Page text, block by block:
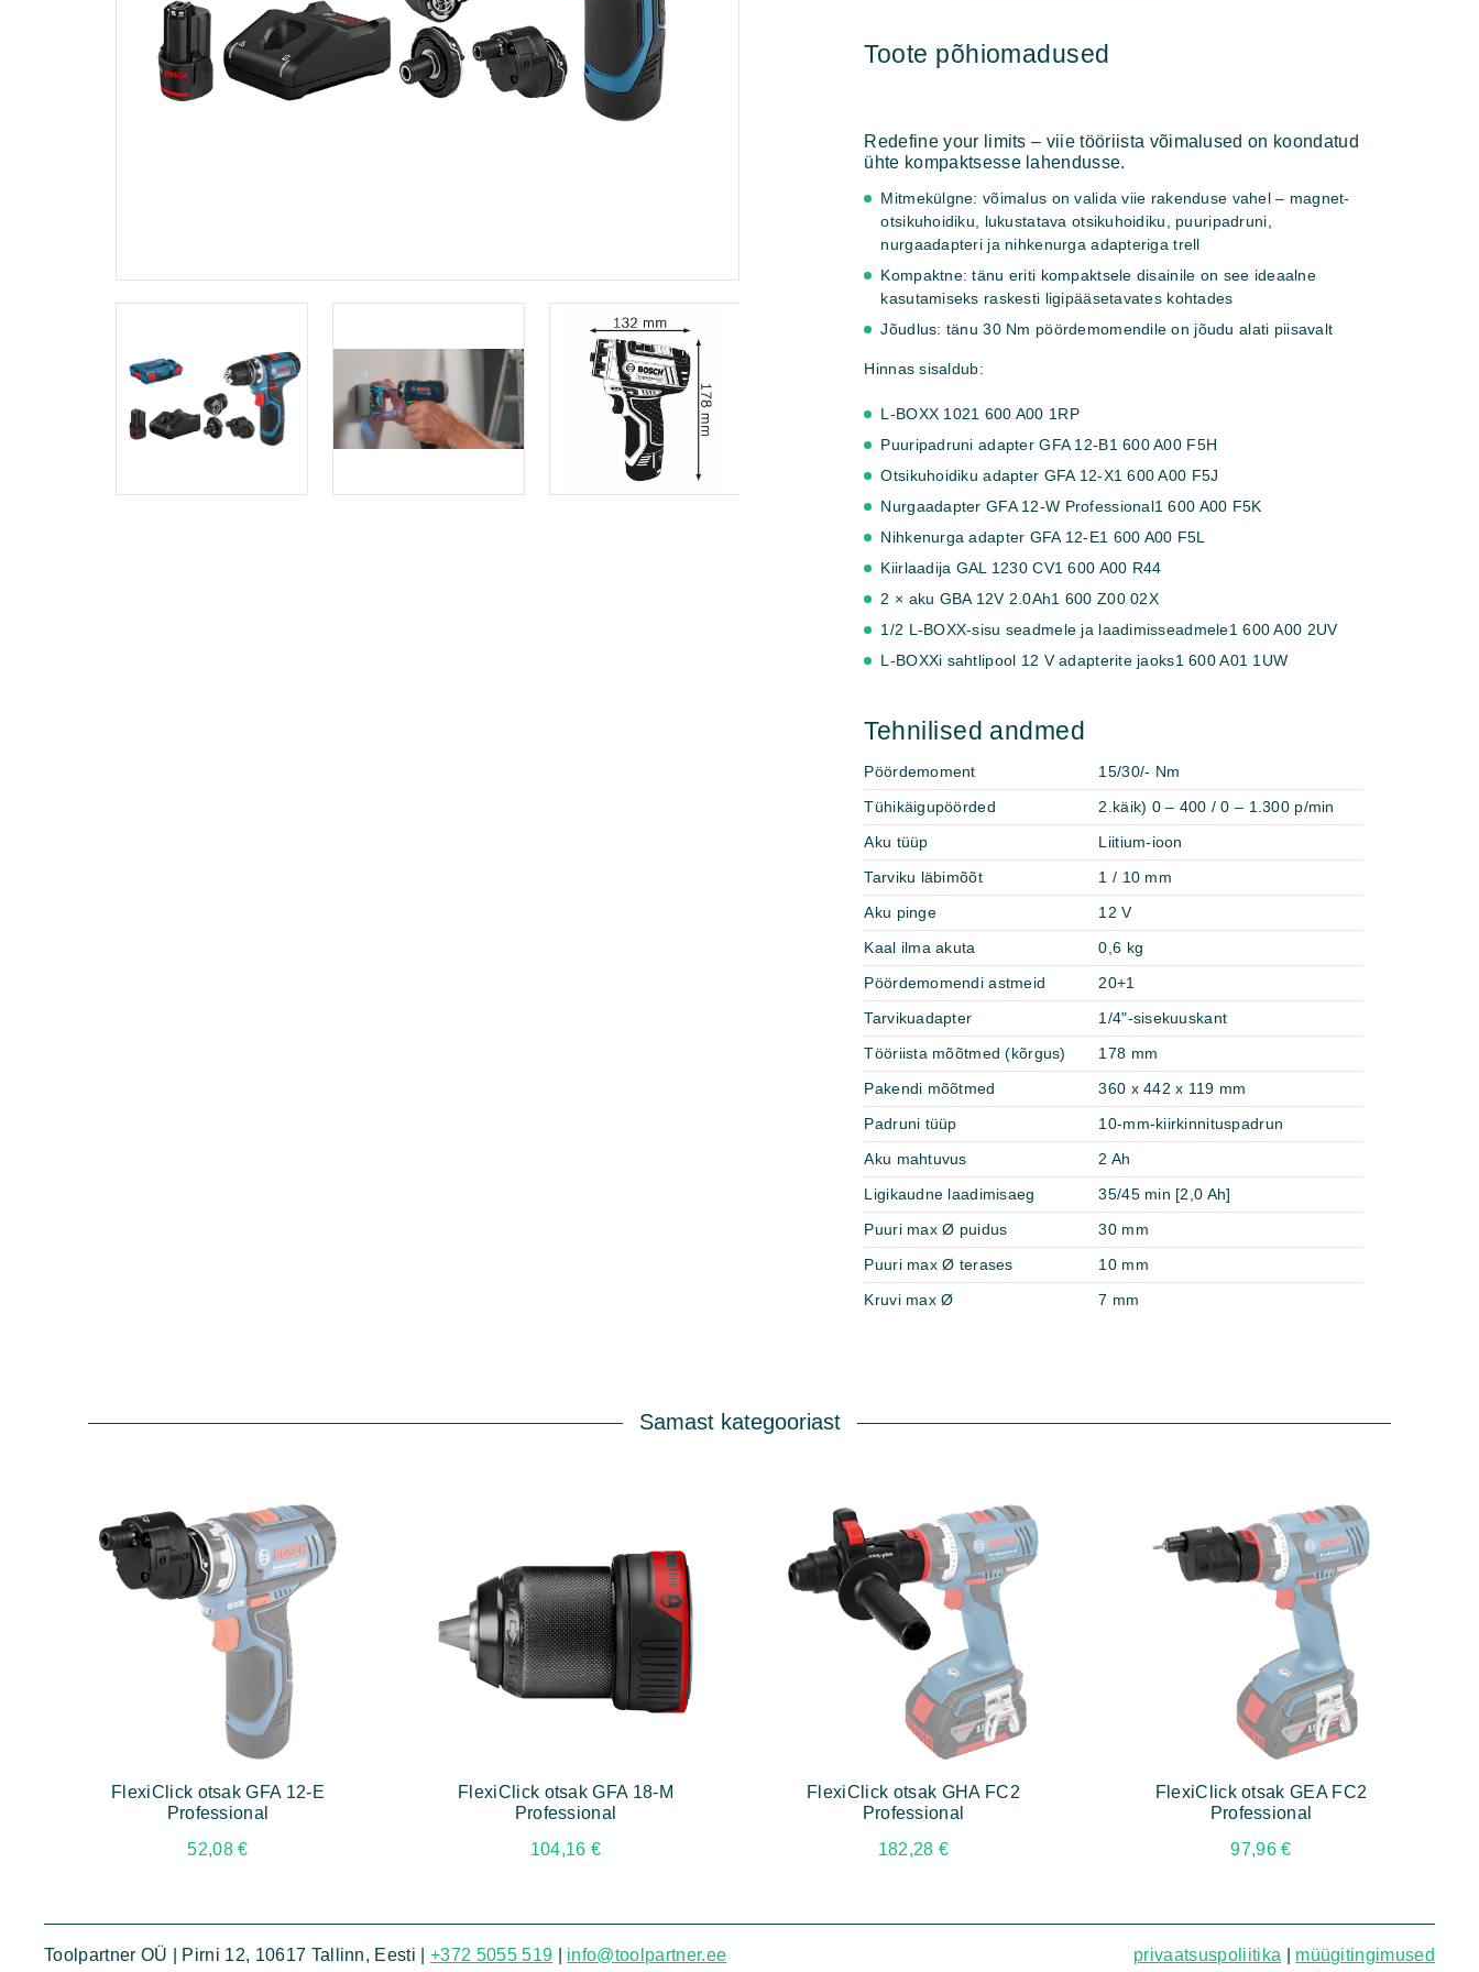
FC
Toote põhiomadused
Redefine your limits – viie tööriista võimalused on koondatud
ühte kompaktsesse lahendusse.
Mitmekülgne: võimalus on valida viie rakenduse vahel – magnet-
otsikuhoidiku, lukustatava otsikuhoidiku, puuripadruni,
nurgaadapteri ja nihkenurga adapteriga trell
Kompaktne: tänu eriti kompaktsele disainile on see ideaalne
kasutamiseks raskesti ligipääsetavates kohtades
Jõudlus: tänu 30 Nm pöördemomendile on jõudu alati piisavalt
Hinnas sisaldub:
L-BOXX 1021 600 A00 1RP
Puuripadruni adapter GFA 12-B1 600 A00 F5H
Otsikuhoidiku adapter GFA 12-X1 600 A00 F5J
Nurgaadapter GFA 12-W Professional1 600 A00 F5K
Nihkenurga adapter GFA 12-E1 600 A00 F5L
Kiirlaadija GAL 1230 CV1 600 A00 R44
2 × aku GBA 12V 2.0Ah1 600 Z00 02X
1/2 L-BOXX-sisu seadmele ja laadimisseadmele1 600 A00 2UV
L-BOXXi sahtlipool 12 V adapterite jaoks1 600 A01 1UW
Tehnilised andmed
Pöördemoment
15/30/- Nm
Tühikäigupöörded
2.käik) 0 – 400 / 0 – 1.300 p/min
Aku tüüp
Liitium-ioon
Tarviku läbimõõt
1 / 10 mm
Aku pinge
12 V
Kaal ilma akuta
0,6 kg
Pöördemomendi astmeid
20+1
Tarvikuadapter
1/4"-sisekuuskant
Tööriista mõõtmed (kõrgus)
178 mm
Pakendi mõõtmed
360 x 442 x 119 mm
Padruni tüüp
10-mm-kiirkinnituspadrun
Aku mahtuvus
2 Ah
Ligikaudne laadimisaeg
35/45 min [2,0 Ah]
Puuri max Ø puidus
30 mm
Puuri max Ø terases
10 mm
Kruvi max Ø
7 mm
Samast kategooriast
FlexiClick otsak GFA 12-E
Professional
52,08€
FlexiClick otsak GFA 18-M
Professional
104,16 €
FlexiClick otsak GHA FC2
Professional
182,28 €
FlexiClick otsak GEA FC2
Professional
97,96€
Toolpartner OÜ | Pirni 12, 10617 Tallinn, Eesti |+372 5055 519 info@toolpartner.ee privaatsuspoliitika müügitingimused